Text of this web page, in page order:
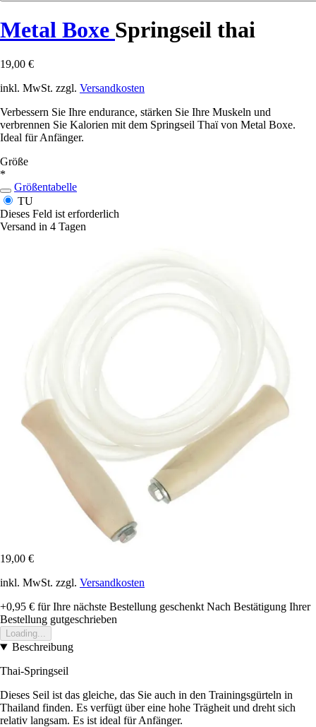
Metal Boxe Springseil thai
19,00 €
inkl. MwSt. zzgl. Versandkosten
Verbessern Sie Ihre endurance, stärken Sie Ihre Muskeln und
verbrennen Sie Kalorien mit dem Springseil Thaï von Metal Boxe.
Ideal für Anfänger.
Größe
*
Größentabelle
TU
Dieses Feld ist erforderlich
Versand in 4 Tagen
19,00 €
inkl. MwSt. zzgl. Versandkosten
+0,95 € für Ihre nächste Bestellung geschenkt Nach Bestätigung Ihrer
Bestellung gutgeschrieben
Loading...
Beschreibung
Thai-Springseil
Dieses Seil ist das gleiche, das Sie auch in den Trainingsgürteln in
Thailand finden. Es verfügt über eine hohe Trägheit und dreht sich
relativ langsam. Es ist ideal für Anfänger.